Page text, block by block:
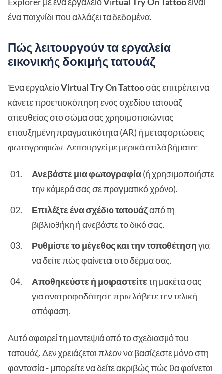
ένα παιχνίδι που αλλάζει τα δεδομένα.
Πώς λειτουργούν τα εργαλεία
εικονικής δοκιμής τατουάζ
Ένα εργαλείοVirtual Try On Tattooσάς επιτρέπει να
κάνετε προεπισκόπηση ενός σχεδίου τατουάζ
απευθείας στο σώμα σας χρησιμοποιώντας
επαυξημένη πραγματικότητα (AR) ή μεταφορτώσεις
φωτογραφιών. Λειτουργεί με μερικά απλά βήματα:
Ανεβάστε μια φωτογραφία(ή χρησιμοποιήστε
την κάμερά σας σε πραγματικό χρόνο).
Επιλέξτε ένα σχέδιο τατουάζαπό τη
βιβλιοθήκη ή ανεβάστε το δικό σας.
Ρυθμίστε το μέγεθος και την τοποθέτησηγια
να δείτε πώς φαίνεται στο δέρμα σας.
Αποθηκεύστε ή μοιραστείτετη μακέτα σας
για ανατροφοδότηση πριν λάβετε την τελική
απόφαση.
Αυτό αφαιρεί τη μαντεψιά από το σχεδιασμό του
τατουάζ. Δεν χρειάζεται πλέον να βασίζεστε μόνο στη
φαντασία - μπορείτε να δείτε ακριβώς πώς θα φαίνεται